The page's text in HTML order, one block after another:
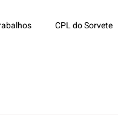
CPL do Sorvete